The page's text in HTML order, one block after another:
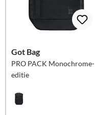
Got Bag
PRO PACK Monochrome-
editie